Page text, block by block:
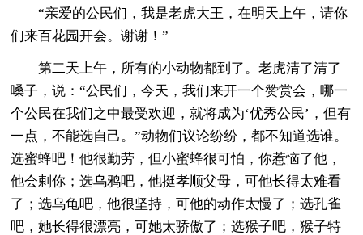
“亲爱的公民们，我是老虎大王，在明天上午，请你
们来百花园开会。谢谢！”
第二天上午，所有的小动物都到了。老虎清了清了
嗓子，说：“公民们，今天，我们来开一个赞赏会，哪一
个公民在我们之中最受欢迎，就将成为‘优秀公民’，但有
一点，不能选自己。”动物们议论纷纷，都不知道选谁。
选蜜蜂吧！他很勤劳，但小蜜蜂很可怕，你惹恼了他，
他会剌你；选乌鸦吧，他挺孝顺父母，可他长得太难看
了；选乌龟吧，他很坚持，可他的动作太慢了；选孔雀
吧，她长得很漂亮，可她太骄傲了；选猴子吧，猴子特